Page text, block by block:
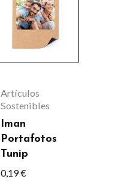
producto
Artículos
Sostenibles
Iman
Portafotos
Tunip
0,19€